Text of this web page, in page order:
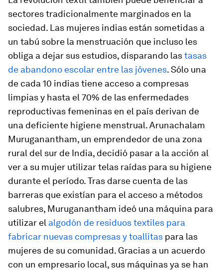
sectores tradicionalmente marginados en la
sociedad. Las mujeres indias están sometidas a
un tabú sobre la menstruación que incluso les
obliga a dejar sus estudios, disparando lastasas
de abandono escolar entre las jóvenes. Sólo una
de cada 10 indias tiene acceso a compresas
limpias y hasta el 70% de las enfermedades
reproductivas femeninas en el país derivan de
una deficiente higiene menstrual. Arunachalam
Muruganantham, un emprendedor de una zona
rural del sur de India, decidió pasar a la acción al
ver a su mujer utilizar telas raídas para su higiene
durante el período. Tras darse cuenta de las
barreras que existían para el acceso a métodos
salubres, Muruganantham ideó una máquina para
utilizar el algodón de residuos textiles para
fabricar nuevas compresas y toallitas para las
mujeres de su comunidad. Gracias a un acuerdo
con un empresario local, sus máquinas ya se han